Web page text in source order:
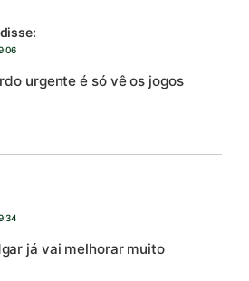
disse:
urgente é só vê os jogos
já vai melhorar muito